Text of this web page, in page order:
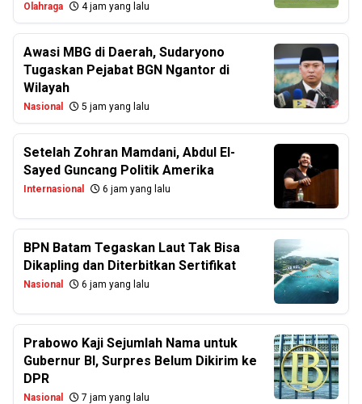
Olahraga 4 jam yang lalu
Awasi MBG di Daerah, Sudaryono
Tugaskan Pejabat BGN Ngantor di
Wilayah
Nasional 5 jam yang lalu
Setelah Zohran Mamdani, Abdul El-
Sayed Guncang Politik Amerika
Internasional 6 jam yang lalu
BPN Batam Tegaskan Laut Tak Bisa
Dikapling dan Diterbitkan Sertifikat
Nasional 6 jam yang lalu
Prabowo Kaji Sejumlah Nama untuk
Gubernur BI, Surpres Belum Dikirim ke
DPR
Nasional 7 jam yang lalu